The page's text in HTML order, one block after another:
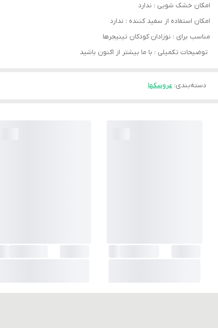
امکان خشک‌ شویی : ندارد
امکان استفاده از سفید کننده : ندارد
مناسب برای : نوزادان کودکان تینیجرها
توضیحات تکمیلی : با ما بیشتر از اکنون باشید
دسته‌بندی: عروسکها